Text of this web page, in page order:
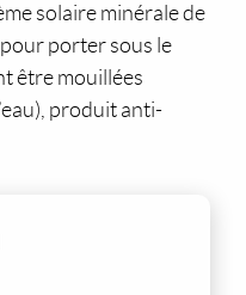
solaire minérale de
porter sous le
être mouillées
produit anti-